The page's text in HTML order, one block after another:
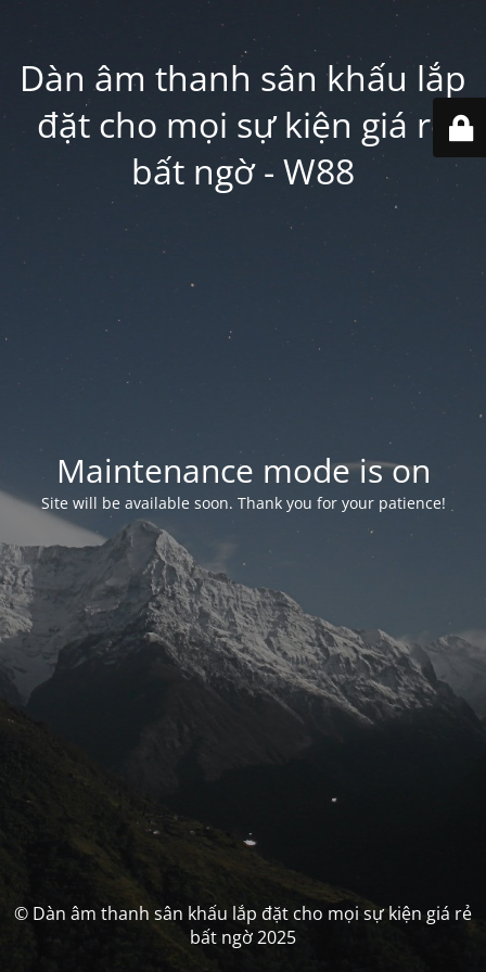
Dàn âm thanh sân khấu lắp
đặt cho mọi sự kiện giá rẻ
bất ngờ - W88
Maintenance mode is on
Site will be available soon. Thank you for your patience!
© Dàn âm thanh sân khấu lắp đặt cho mọi sự kiện giá rẻ
bất ngờ 2025